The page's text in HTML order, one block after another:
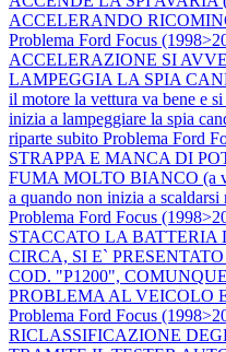
ACCELERANDO
Problema Ford Focus
ACCELERAZIONE SI
LAMPEGGIA LA SPIA
il motore la vettura va bene e
inizia a lampeggiare la spia
riparte subito Problema Ford
STRAPPA E MANCA DI
FUMA MOLTO BIANCO (a
a quando non inizia a
Problema Ford Focus
STACCATO LA
CIRCA, SI E`
COD. "P1200",
PROBLEMA AL VEICOLO
Problema Ford Focus
RICLASSIFICAZIONE